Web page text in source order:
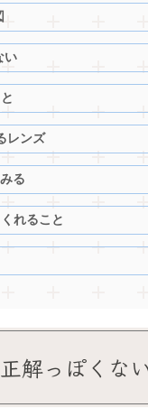
い
レンズ
る
れること
解っぽくな